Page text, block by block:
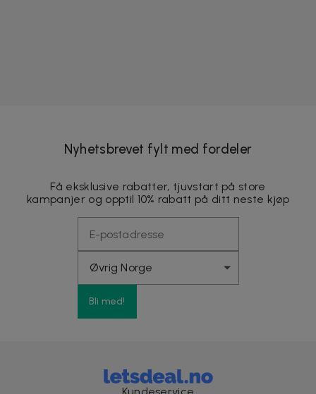
Nyhetsbrevet fylt med fordeler
Få eksklusive rabatter, tjuvstart på store
kampanjer og opptil 10% rabatt på ditt neste kjøp
Bli med!